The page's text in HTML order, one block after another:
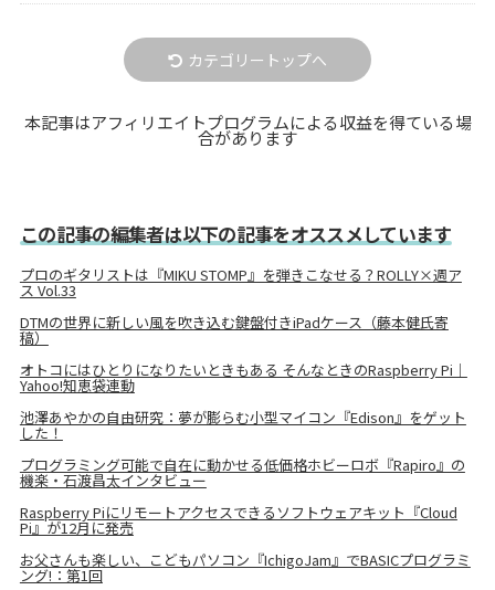
カテゴリートップへ
本記事はアフィリエイトプログラムによる収益を得ている場
合があります
この記事の編集者は以下の記事をオススメしています
プロのギタリストは『MIKU STOMP』を弾きこなせる？ROLLY×週ア
ス Vol.33
DTMの世界に新しい風を吹き込む鍵盤付きiPadケース（藤本健氏寄
稿）
オトコにはひとりになりたいときもある そんなときのRaspberry Pi｜
Yahoo!知恵袋連動
池澤あやかの自由研究：夢が膨らむ小型マイコン『Edison』をゲット
した！
プログラミング可能で自在に動かせる低価格ホビーロボ『Rapiro』の
機楽・石渡昌太インタビュー
Raspberry Piにリモートアクセスできるソフトウェアキット『Cloud
Pi』が12月に発売
お父さんも楽しい、こどもパソコン『IchigoJam』でBASICプログラミ
ング!：第1回